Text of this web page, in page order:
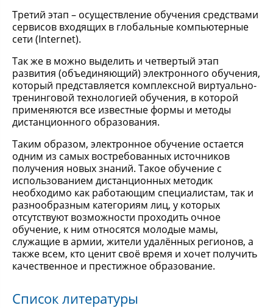
Третий этап – осуществление обучения средствами
сервисов входящих в глобальные компьютерные
сети (Internet).
Так же в можно выделить и четвертый этап
развития (объединяющий) электронного обучения,
который представляется комплексной виртуально-
тренинговой технологией обучения, в которой
применяются все известные формы и методы
дистанционного образования.
Таким образом, электронное обучение остается
одним из самых востребованных источников
получения новых знаний. Такое обучение с
использованием дистанционных методик
необходимо как работающим специалистам, так и
разнообразным категориям лиц, у которых
отсутствуют возможности проходить очное
обучение, к ним относятся молодые мамы,
служащие в армии, жители удалённых регионов, а
также всем, кто ценит своё время и хочет получить
качественное и престижное образование.
Список литературы